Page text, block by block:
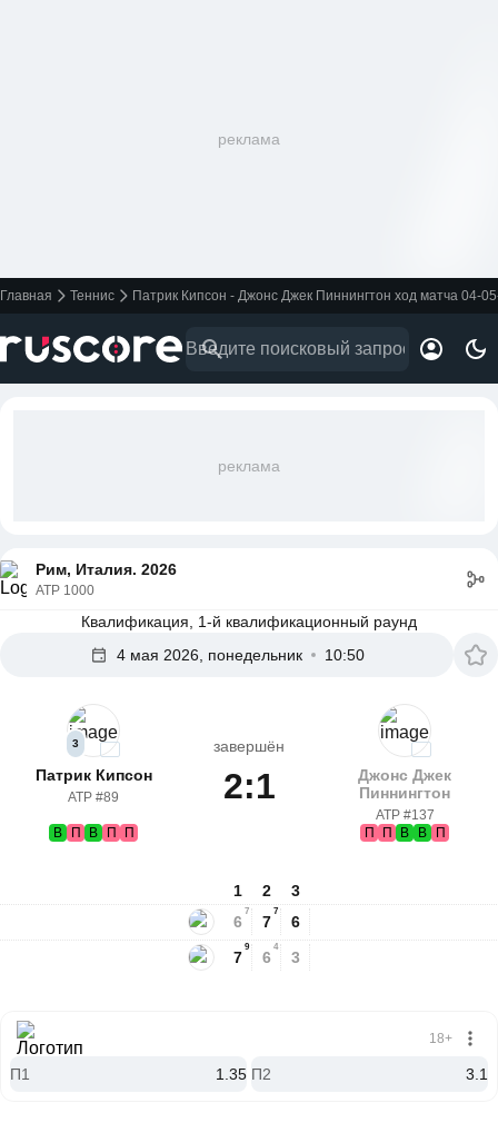
реклама
Главная Теннис Патрик Кипсон - Джонс Джек Пиннингтон ход матча 04-
реклама
Рим, Италия. 2026
ATP 1000
Квалификация, 1-й квалификационный раунд
4 мая 2026, понедельник
10:50
3
Патрик Кипсон
ATP #89
В П В П П
завершён
2:1
Джонс Джек
Пиннингтон
ATP #137
П
П В В П
1
6
7
7
9
2
7
7
6
4
3
6
3
П1 1.35 П2 3.1
18+